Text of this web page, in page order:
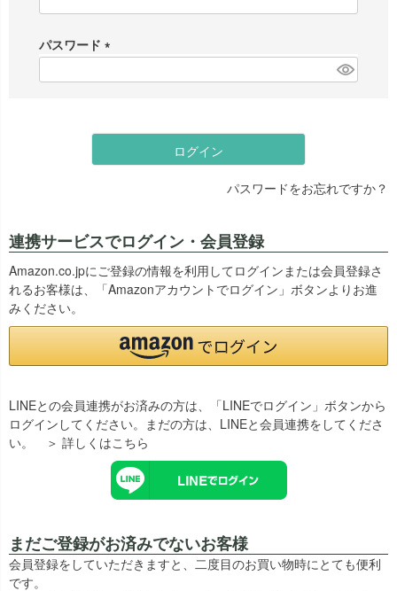
必
)
パスワード
必
ログイン
パスワードをお忘れですか？
連携サービスでログイン・会員登録
Amazon.co.jpにご登録の情報を利用してログインまたは会員登録さ
れるお客様は、「Amazonアカウントでログイン」ボタンよりお進
みください。
LINEとの会員連携がお済みの方は、「LINEでログイン」ボタンから
ログインしてください。まだの方は、 LINEと会員連携をしてくださ
い。
＞ 詳しくはこちら
まだご登録がお済みでないお客様
会員登録をしていただきますと、二度目のお買い物時にとても便利
です。